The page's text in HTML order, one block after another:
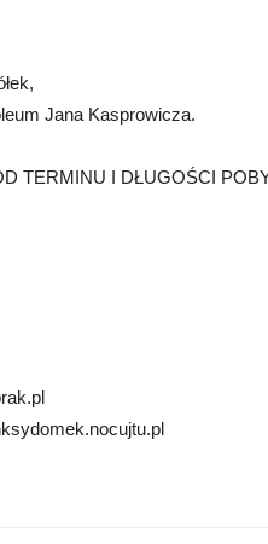
Jana Kasprowicza.
TERMINU I DŁUGOŚCI